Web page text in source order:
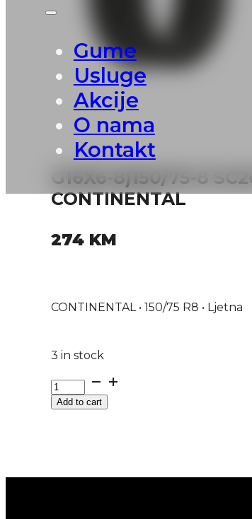
Gume
Usluge
Akcije
O nama
Kontakt
G16X6-8)150/75-8
CONTINENTAL
274 KM
CONTINENTAL • 150/75 R8 • Ljetna
3 in stock
G16X6-
8)150/75-
8Add to cart